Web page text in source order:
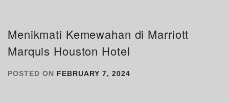
Menikmati Kemewahan di Marriott
Marquis Houston Hotel
POSTED ON FEBRUARY 7, 2024